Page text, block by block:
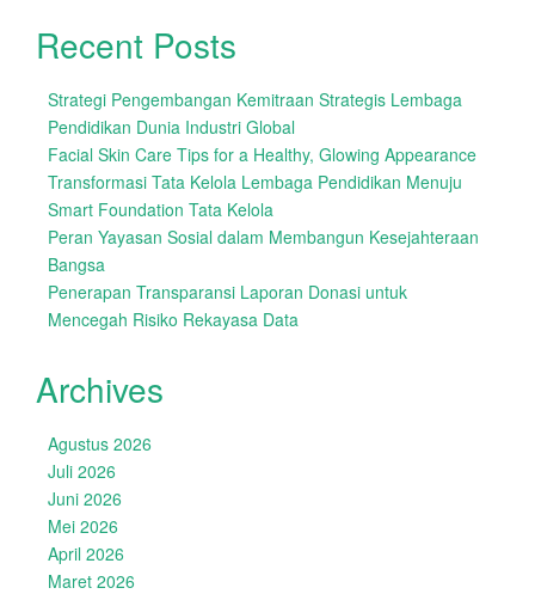
Recent Posts
Strategi Pengembangan Kemitraan Strategis Lembaga
Pendidikan Dunia Industri Global
Facial Skin Care Tips for a Healthy, Glowing Appearance
Transformasi Tata Kelola Lembaga Pendidikan Menuju
Smart Foundation Tata Kelola
Peran Yayasan Sosial dalam Membangun Kesejahteraan
Bangsa
Penerapan Transparansi Laporan Donasi untuk
Mencegah Risiko Rekayasa Data
Archives
Agustus 2026
Juli 2026
Juni 2026
Mei 2026
April 2026
Maret 2026